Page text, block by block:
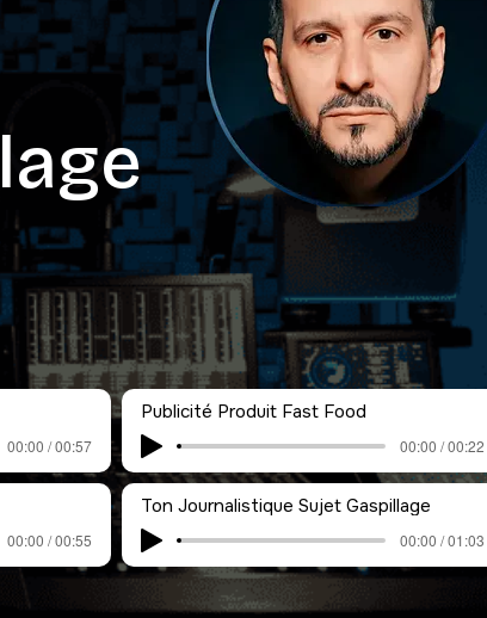
00:00 / 00:57
Publicité Produit Fast Food
00:00 / 00:22
00:00 / 00:55
Ton Journalistique Sujet Gaspillage
00:00 / 01:03